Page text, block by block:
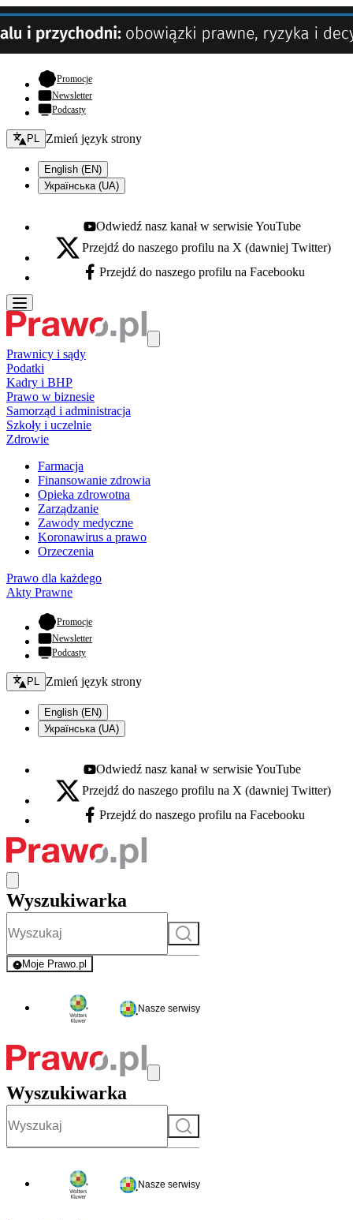
Promocje- otwiera się w nowej karcie
Newsletter
Podcasty
Zmień język - bieżący:
PL Zmień język strony
English (EN)
Українська (UA)
Youtube - otwiera się w nowej karcie
Odwiedź nasz kanał w serwisie YouTube
X - otwiera się w nowej karcie
Przejdź do naszego profilu na X (dawniej Twitter)
Facebook - otwiera się w nowej karcie
Przejdź do naszego profilu na Facebooku
Prawnicy i sądy
Podatki
Kadry i BHP
Prawo w biznesie
Samorząd i administracja
Szkoły i uczelnie
Zdrowie
Farmacja
Finansowanie zdrowia
Opieka zdrowotna
Zarządzanie
Zawody medyczne
Koronawirus a prawo
Orzeczenia
Prawo dla każdego
Akty Prawne
Promocje- otwiera się w nowej karcie
Newsletter
Podcasty
Zmień język - bieżący:
PL Zmień język strony
English (EN)
Українська (UA)
Youtube - otwiera się w nowej karcie
Odwiedź nasz kanał w serwisie YouTube
X - otwiera się w nowej karcie
Przejdź do naszego profilu na X (dawniej Twitter)
Facebook - otwiera się w nowej karcie
Przejdź do naszego profilu na Facebooku
Wyszukiwarka
Szukaj
Moje Prawo.pl
- rejestracja i logowanie do serwisu
Nasze serwisy
Wyszukiwarka
Szukaj
Nasze serwisy